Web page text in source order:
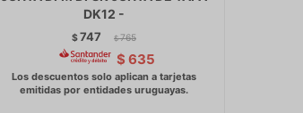
DK12 -
$747 $ 765
$ 635